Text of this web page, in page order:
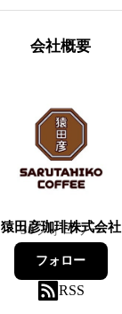
会社概要
猿田彦珈琲株式会社
30フォロワー
フォロー
RSS